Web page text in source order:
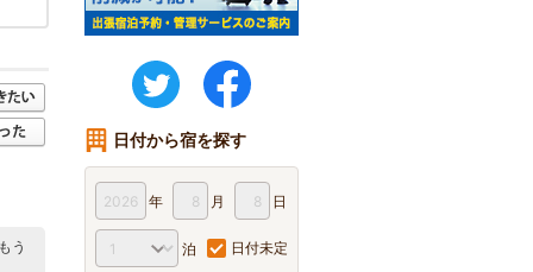
う
twitter
日付から宿を探す
年 月 日
泊 日付未定